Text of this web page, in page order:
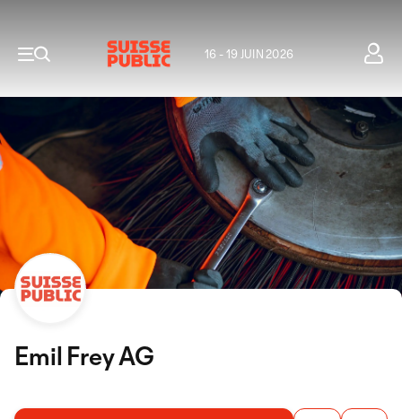
16 - 19 JUIN 2026
Emil Frey AG